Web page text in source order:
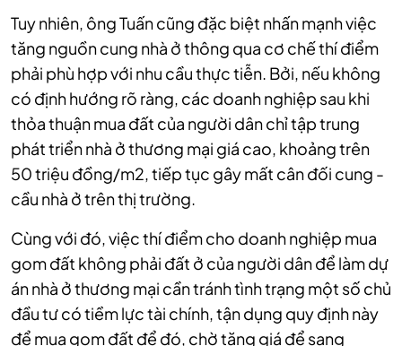
Tuy nhiên, ông Tuấn cũng đặc biệt nhấn mạnh việc
tăng nguồn cung nhà ở thông qua cơ chế thí điểm
phải phù hợp với nhu cầu thực tiễn. Bởi, nếu không
có định hướng rõ ràng, các doanh nghiệp sau khi
thỏa thuận mua đất của người dân chỉ tập trung
phát triển nhà ở thương mại giá cao, khoảng trên
50 triệu đồng/m2, tiếp tục gây mất cân đối cung -
cầu nhà ở trên thị trường.
Cùng với đó, việc thí điểm cho doanh nghiệp mua
gom đất không phải đất ở của người dân để làm dự
án nhà ở thương mại cần tránh tình trạng một số chủ
đầu tư có tiềm lực tài chính, tận dụng quy định này
để mua gom đất để đó, chờ tăng giá để sang